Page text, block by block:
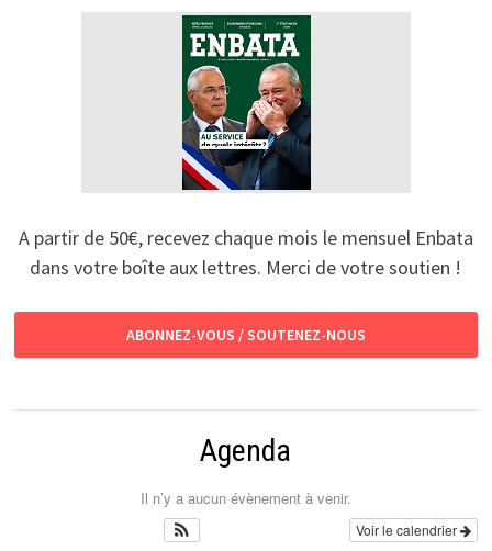
A partir de 50€, recevez chaque mois le mensuel Enbata
dans votre boîte aux lettres. Merci de votre soutien !
ABONNEZ-VOUS / SOUTENEZ-NOUS
Agenda
Il n’y a aucun évènement à venir.
Voir le calendrier